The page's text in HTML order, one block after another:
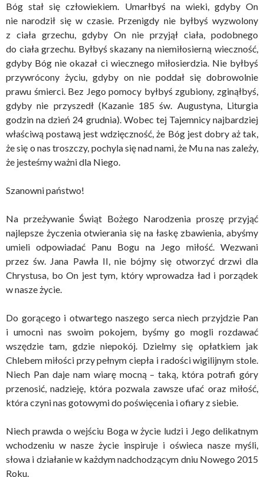
Bóg stał się człowiekiem. Umarłbyś na wieki, gdyby On
nie narodził się w czasie. Przenigdy nie byłbyś wyzwolony
z ciała grzechu, gdyby On nie przyjął ciała, podobnego
do ciała grzechu. Byłbyś skazany na niemiłosierną wieczność,
gdyby Bóg nie okazał ci wiecznego miłosierdzia. Nie byłbyś
przywrócony życiu, gdyby on nie poddał się dobrowolnie
prawu śmierci. Bez Jego pomocy byłbyś zgubiony, zginąłbyś,
gdyby nie przyszedł (Kazanie 185 św. Augustyna, Liturgia
godzin na dzień 24 grudnia). Wobec tej Tajemnicy najbardziej
właściwą postawą jest wdzięczność, że Bóg jest dobry aż tak,
że się o nas troszczy, pochyla się nad nami, że Mu na nas zależy,
że jesteśmy ważni dla Niego.
Szanowni państwo!
Na przeżywanie Świąt Bożego Narodzenia proszę przyjąć
najlepsze życzenia otwierania się na łaskę zbawienia, abyśmy
umieli odpowiadać Panu Bogu na Jego miłość. Wezwani
przez św. Jana Pawła II, nie bójmy się otworzyć drzwi dla
Chrystusa, bo On jest tym, który wprowadza ład i porządek
w nasze życie.
Do gorącego i otwartego naszego serca niech przyjdzie Pan
i umocni nas swoim pokojem, byśmy go mogli rozdawać
wszędzie tam, gdzie niepokój. Dzielmy się opłatkiem jak
Chlebem miłości przy pełnym ciepła i radości wigilijnym stole.
Niech Pan daje nam wiarę mocną – taką, która potrafi góry
przenosić, nadzieję, która pozwala zawsze ufać oraz miłość,
która czyni nas gotowymi do poświęcenia i ofiary z siebie.
Niech prawda o wejściu Boga w życie ludzi i Jego delikatnym
wchodzeniu w nasze życie inspiruje i oświeca nasze myśli,
słowa i działanie w każdym nadchodzącym dniu Nowego 2015
Roku.